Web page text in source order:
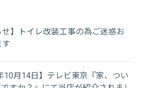
せ】トイレ改装工事の為ご迷惑お
す
10月14日】テレビ東京『家、つい